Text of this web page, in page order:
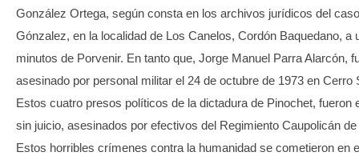
González Ortega, según consta en los archivos jurídicos del caso
Gónzalez, en la localidad de Los Canelos, Cordón Baquedano, a
minutos de Porvenir. En tanto que, Jorge Manuel Parra Alarcón,
asesinado por personal militar el 24 de octubre de 1973 en Cerro
Estos cuatro presos políticos de la dictadura de Pinochet, fueron
sin juicio, asesinados por efectivos del Regimiento Caupolicán
Estos horribles crímenes contra la humanidad se cometieron en